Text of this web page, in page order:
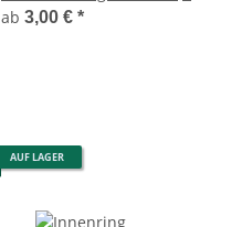
ab 3,00 € *
AUF LAGER